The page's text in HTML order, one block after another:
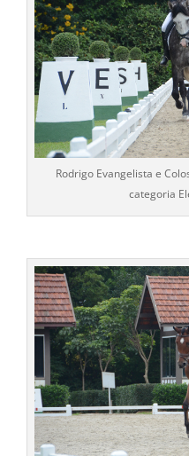
Rodrigo Evangelista e
categoria